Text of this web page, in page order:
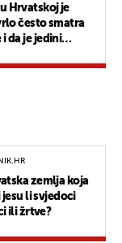
Hrvatskoj je
često smatra
da je jedini
zemlja koja
li svjedoci
ili žrtve?